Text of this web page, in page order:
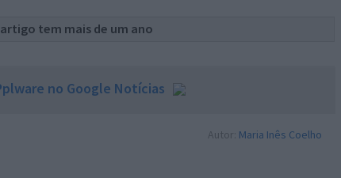
tem mais de um ano
no Google Notícias
Autor: Maria Inês Coelho